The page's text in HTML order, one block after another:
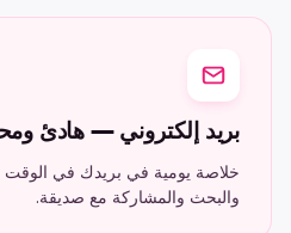
بريد إلكتروني — هادئ
خلاصة يومية في بريدك في الوقت
والبحث والمشاركة مع صديقة.